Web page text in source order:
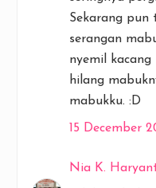
Sekarang pun
serangan
nyemil
hilang
mabukku. :D
15 December
Nia K.